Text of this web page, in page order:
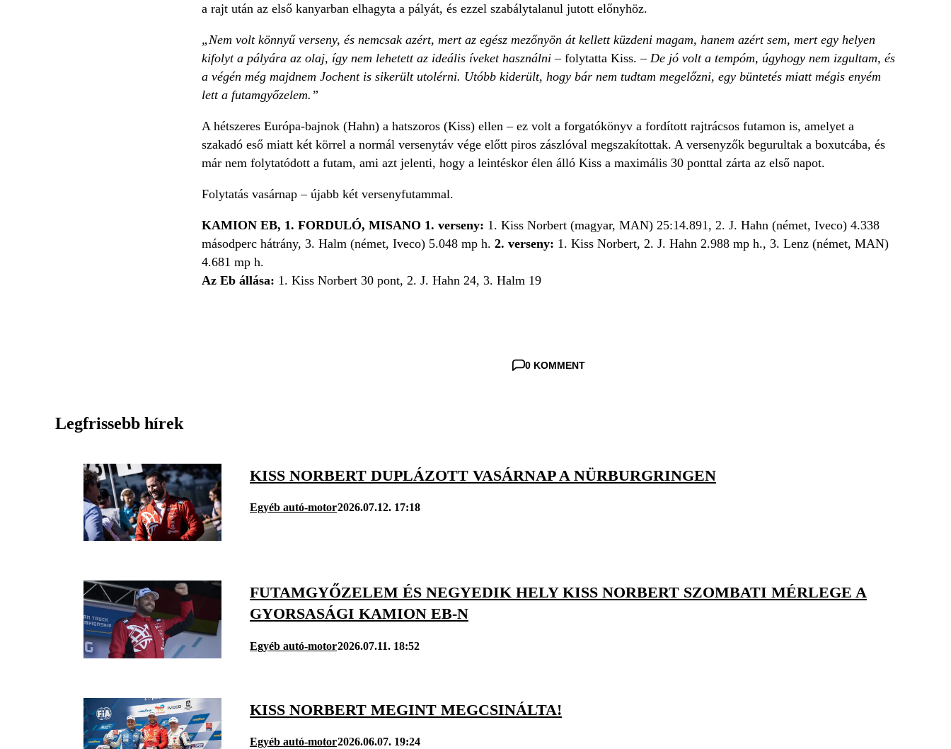
a rajt után az első kanyarban elhagyta a pályát, és ezzel szabálytalanul jutott előnyhöz.
„Nem volt könnyű verseny, és nemcsak azért, mert az egész mezőnyön át kellett küzdeni magam, hanem azért sem, mert egy helyen
kifolyt a pályára az olaj, így nem lehetett az ideális íveket használni– folytatta Kiss. – De jó volt a tempóm, úgyhogy nem izgultam, és
a végén még majdnem Jochent is sikerült utolérni. Utóbb kiderült, hogy bár nem tudtam megelőzni, egy büntetés miatt mégis enyém
lett a futamgyőzelem.”
A hétszeres Európa-bajnok (Hahn) a hatszoros (Kiss) ellen – ez volt a forgatókönyv a fordított rajtrácsos futamon is, amelyet a
szakadó eső miatt két körrel a normál versenytáv vége előtt piros zászlóval megszakítottak. A versenyzők begurultak a boxutcába, és
már nem folytatódott a futam, ami azt jelenti, hogy a leintéskor élen álló Kiss a maximális 30 ponttal zárta az első napot.
Folytatás vasárnap – újabb két versenyfutammal.
KAMION EB, 1. FORDULÓ, MISANO 1. verseny: 1. Kiss Norbert (magyar, MAN) 25:14.891, 2. J. Hahn (német, Iveco) 4.338
másodperc hátrány, 3. Halm (német, Iveco) 5.048 mp h. 2. verseny: 1. Kiss Norbert, 2. J. Hahn 2.988 mp h., 3. Lenz (német, MAN)
4.681 mp h.
Az Eb állása: 1. Kiss Norbert 30 pont, 2. J. Hahn 24, 3. Halm 19
0 KOMMENT
Legfrissebb hírek
KISS NORBERT DUPLÁZOTT VASÁRNAP A NÜRBURGRINGEN
Egyéb autó-motor2026.07.12. 17:18
FUTAMGYŐZELEM ÉS NEGYEDIK HELY KISS NORBERT SZOMBATI MÉRLEGE A
GYORSASÁGI KAMION EB-N
Egyéb autó-motor2026.07.11. 18:52
KISS NORBERT MEGINT MEGCSINÁLTA!
Egyéb autó-motor2026.06.07. 19:24